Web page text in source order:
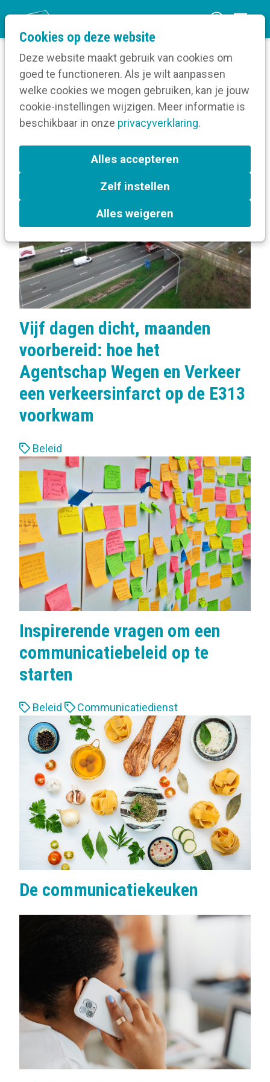
Cookies op deze website
Deze website maakt gebruik van cookies om
goed te functioneren. Als je wilt aanpassen
welke cookies we mogen gebruiken, kan je jouw
cookie-instellingen wijzigen. Meer informatie is
beschikbaar in onze privacyverklaring.
Alles accepteren
Zelf instellen
Alles weigeren
n
m
Home
Antwoorden per label
Vijf dagen dicht, maanden
voorbereid: hoe het
Agentschap Wegen en Verkeer
een verkeersinfarct op de E313
voorkwam
L
a
b
l
s
:
Beleid
Inspirerende vragen om een
communicatiebeleid op te
starten
L
Beleid Communicatiedienst
De communicatiekeuken